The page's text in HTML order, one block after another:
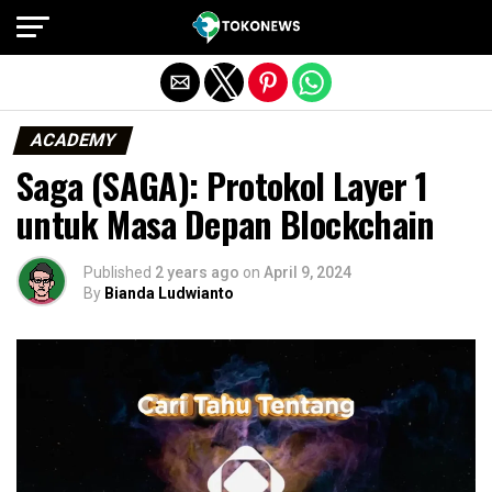
ACADEMY
Saga (SAGA): Protokol Layer 1
untuk Masa Depan Blockchain
Published 2 years ago on April 9, 2024
By Bianda Ludwianto
Exit mobile version